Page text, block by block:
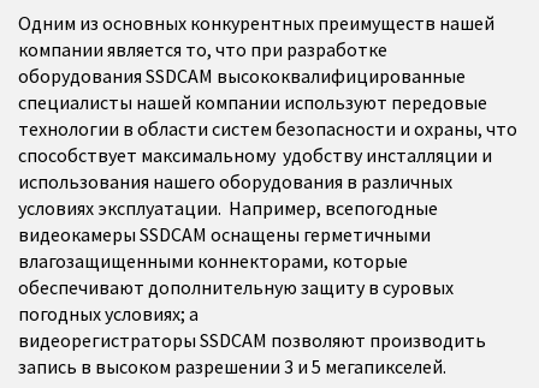
Одним из основных конкурентных преимуществ нашей
компании является то, что при разработке
оборудования SSDCAM высококвалифицированные
специалисты нашей компании используют передовые
технологии в области систем безопасности и охраны, что
способствует максимальному удобству инсталляции и
использования нашего оборудования в различных
условиях эксплуатации. Например, всепогодные
видеокамеры SSDCAM оснащены герметичными
влагозащищенными коннекторами, которые
обеспечивают дополнительную защиту в суровых
погодных условиях; а
видеорегистраторы SSDCAM позволяют производить
запись в высоком разрешении 3 и 5 мегапикселей.